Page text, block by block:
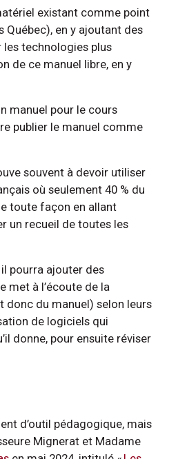
existant comme point
Québec), en y ajoutant des
technologies plus
de ce manuel libre, en y
manuel pour le cours
publier le manuel comme
souvent à devoir utiliser
où seulement 40 % du
toute façon en allant
un recueil de toutes les
pourra ajouter des
met à l’écoute de la
donc du manuel) selon leurs
de logiciels qui
donne, pour ensuite réviser
d’outil pédagogique, mais
Mignerat et Madame